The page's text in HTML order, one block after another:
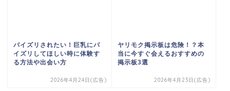
パイズリされたい！巨乳にパ
イズリしてほしい時に体験す
る方法や出会い方
2026年4月24日(広告)
ヤリモク掲示板は危険！？本
当に今すぐ会えるおすすめの
掲示板3選
2026年4月23日(広告)